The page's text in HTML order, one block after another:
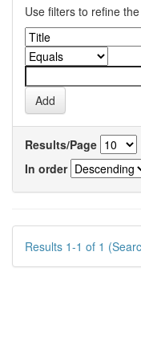
Use filters to refine
Results/Page
In order
Results 1-1 of 1